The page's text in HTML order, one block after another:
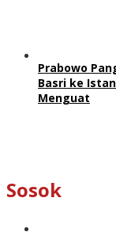
Prabowo
Basri ke
Menguat
Sosok